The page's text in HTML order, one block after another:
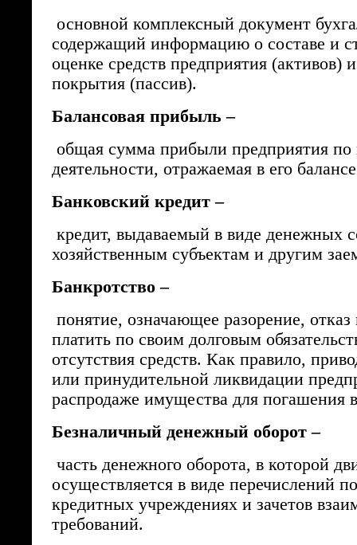
основной комплексный документ
содержащий информацию о составе и
оценке средств предприятия (активов)
покрытия (пассив).
Балансовая прибыль –
общая сумма прибыли предприятия по
деятельности, отражаемая в его
Банковский кредит –
кредит, выдаваемый в виде денежных
хозяйственным субъектам и другим
Банкротство –
понятие, означающее разорение, отказ
платить по своим долговым
отсутствия средств. Как правило,
или принудительной ликвидации
распродаже имущества для погашения
Безналичный денежный оборот –
часть денежного оборота, в которой
осуществляется в виде перечислений
кредитных учреждениях и зачетов
требований.